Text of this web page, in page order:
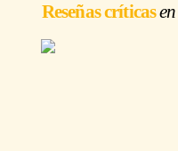
Reseñas críticas